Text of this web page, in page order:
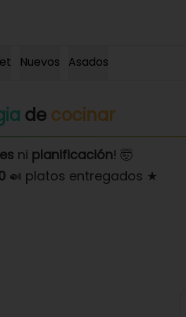
Nuevos Asados
de cocinar
ni planificación! 🤯
🍛 platos entregados ★